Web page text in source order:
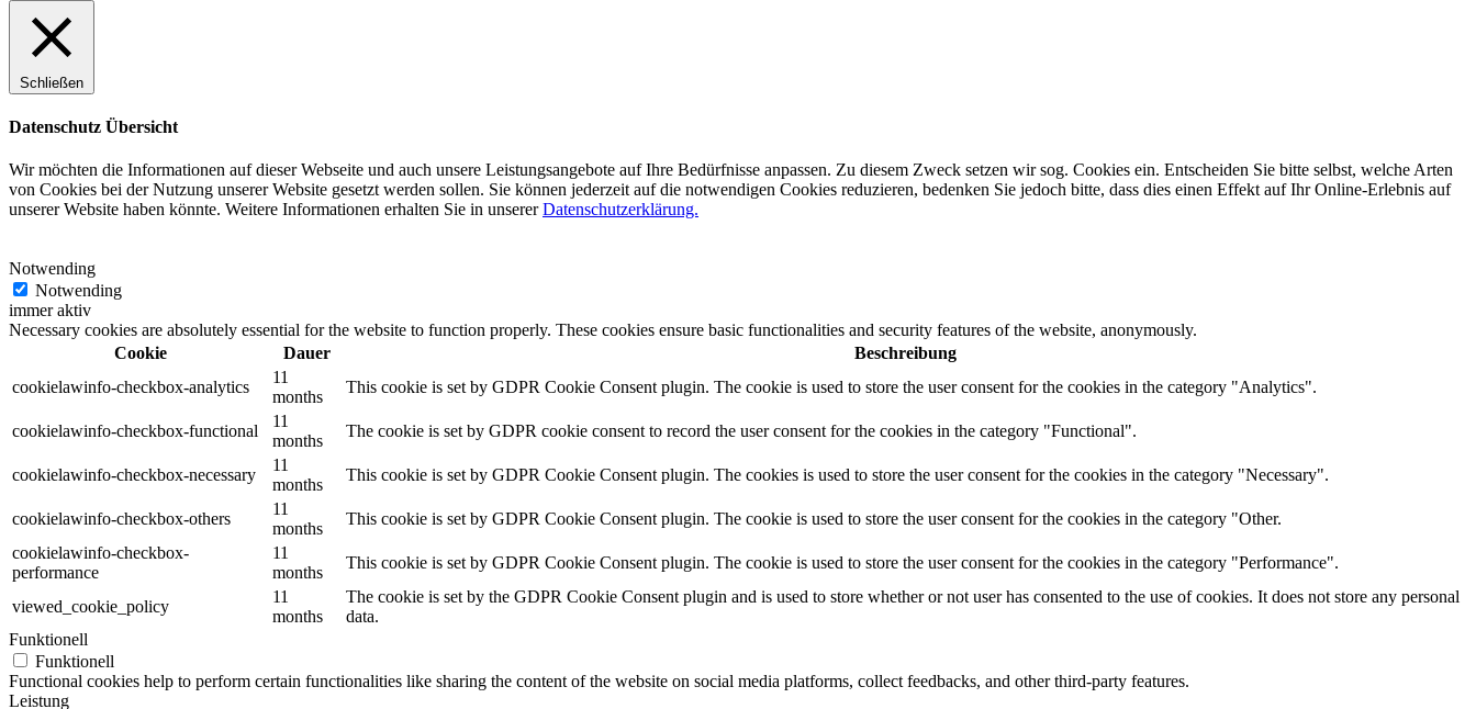
Schließen
Datenschutz Übersicht
Wir möchten die Informationen auf dieser Webseite und auch unsere Leistungsangebote auf Ihre Bedürfnisse anpassen. Zu diesem Zweck setzen wir sog. Cookies ein. Entscheiden Sie bitte selbst, welche Arten
von Cookies bei der Nutzung unserer Website gesetzt werden sollen. Sie können jederzeit auf die notwendigen Cookies reduzieren, bedenken Sie jedoch bitte, dass dies einen Effekt auf Ihr Online-Erlebnis auf
unserer Website haben könnte. Weitere Informationen erhalten Sie in unsererDatenschutzerklärung.
Notwending
Notwending
immer aktiv
Necessary cookies are absolutely essential for the website to function properly. These cookies ensure basic functionalities and security features of the website, anonymously.
Cookie
Dauer
Beschreibung
cookielawinfo-checkbox-analytics
11
months
This cookie is set by GDPR Cookie Consent plugin. The cookie is used to store the user consent for the cookies in the category "Analytics".
cookielawinfo-checkbox-functional
11
months
The cookie is set by GDPR cookie consent to record the user consent for the cookies in the category "Functional".
cookielawinfo-checkbox-necessary
11
months
This cookie is set by GDPR Cookie Consent plugin. The cookies is used to store the user consent for the cookies in the category "Necessary".
cookielawinfo-checkbox-others
11
months
This cookie is set by GDPR Cookie Consent plugin. The cookie is used to store the user consent for the cookies in the category "Other.
cookielawinfo-checkbox-
performance
11
months
This cookie is set by GDPR Cookie Consent plugin. The cookie is used to store the user consent for the cookies in the category "Performance".
viewed_cookie_policy
11
months
The cookie is set by the GDPR Cookie Consent plugin and is used to store whether or not user has consented to the use of cookies. It does not store any personal
data.
Funktionell
Funktionell
Functional cookies help to perform certain functionalities like sharing the content of the website on social media platforms, collect feedbacks, and other third-party features.
Leistung